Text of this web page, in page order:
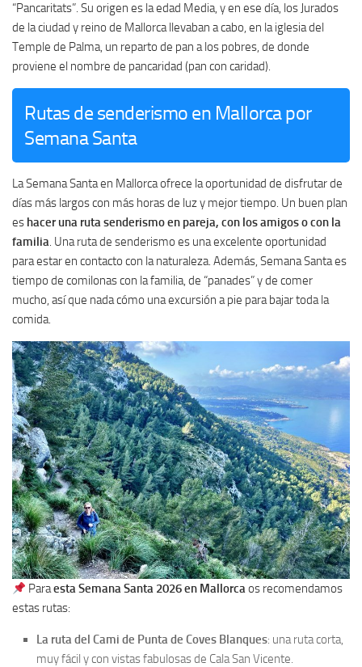
“Pancaritats”. Su origen es la edad Media, y en ese día, los Jurados
de la ciudad y reino de Mallorca llevaban a cabo, en la iglesia del
Temple de Palma, un reparto de pan a los pobres, de donde
proviene el nombre de pancaridad (pan con caridad).
Rutas de senderismo en Mallorca por
Semana Santa
La Semana Santa en Mallorca ofrece la oportunidad de disfrutar de
días más largos con más horas de luz y mejor tiempo. Un buen plan
es hacer una ruta senderismo en pareja, con los amigos o con la
familia. Una ruta de senderismo es una excelente oportunidad
para estar en contacto con la naturaleza. Además, Semana Santa es
tiempo de comilonas con la familia, de “panades” y de comer
mucho, así que nada cómo una excursión a pie para bajar toda la
comida.
Paraesta Semana Santa 2026 en Mallorcaos recomendamos
estas rutas:
La ruta del Cami de Punta de Coves Blanques: una ruta corta,
muy fácil y con vistas fabulosas de Cala San Vicente.